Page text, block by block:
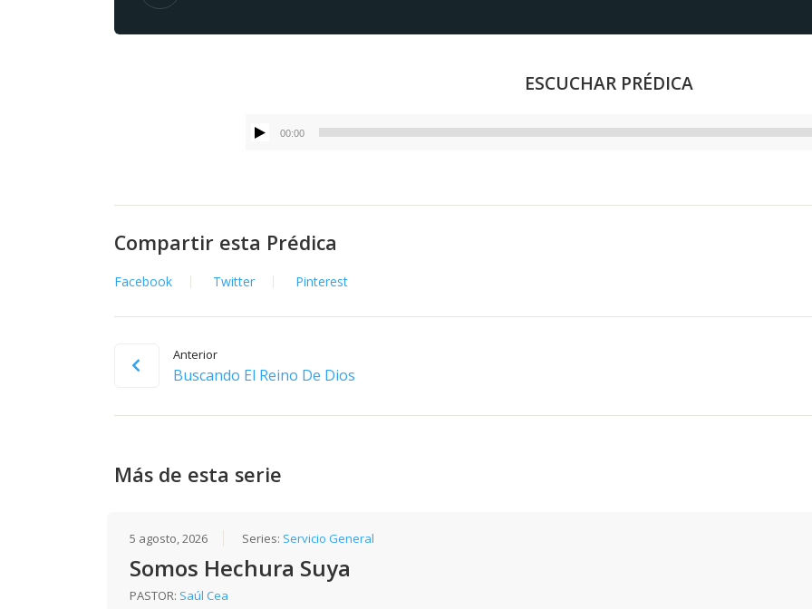
ESCUCHAR PRÉDICA
Reproductor
00:00
Compartir esta Prédica
Facebook Twitter Pinterest
Anterior
Buscando El Reino De Dios
Más de esta serie
5 agosto, 2026 Series: Servicio General
Somos Hechura Suya
PASTOR: Saúl Cea